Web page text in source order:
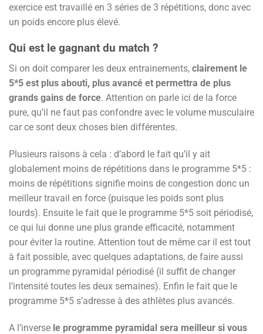
exercice est travaillé en 3 séries de 3 répétitions, donc avec
un poids encore plus élevé.
Qui est le gagnant du match ?
Si on doit comparer les deux entrainements, clairement le
5*5 est plus abouti, plus avancé et permettra de plus
grands gains de force. Attention on parle ici de la force
pure, qu’il ne faut pas confondre avec le volume musculaire
car ce sont deux choses bien différentes.
Plusieurs raisons à cela : d’abord le fait qu’il y ait
globalement moins de répétitions dans le programme 5*5 :
moins de répétitions signifie moins de congestion donc un
meilleur travail en force (puisque les poids sont plus
lourds). Ensuite le fait que le programme 5*5 soit périodisé,
ce qui lui donne une plus grande efficacité, notamment
pour éviter la routine. Attention tout de même car il est tout
à fait possible, avec quelques adaptations, de faire aussi
un programme pyramidal périodisé (il suffit de changer
l’intensité toutes les deux semaines). Enfin le fait que le
programme 5*5 s’adresse à des athlètes plus avancés.
A l’inverse le programme pyramidal sera meilleur si vous